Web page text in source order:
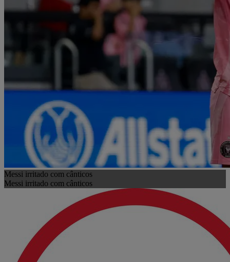
Messi irritado com cânticos
Messi irritado com cânticos